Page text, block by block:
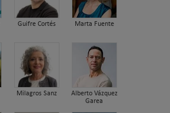
Guifre Cortés Marta Fuente
Milagros Sanz
Alberto Vázquez
Garea